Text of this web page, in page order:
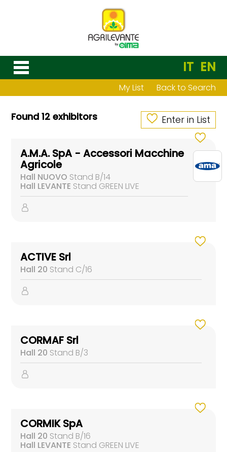
IT EN
My List Back to Search
Found 12 exhibitors Enter in List
A.M.A. SpA - Accessori Macchine
Agricole
Hall NUOVO Stand B/14
Hall LEVANTE Stand GREEN LIVE
ACTIVE Srl
Hall 20 Stand C/16
CORMAF Srl
Hall 20 Stand B/3
CORMIK SpA
Hall 20 Stand B/16
Hall LEVANTE Stand GREEN LIVE